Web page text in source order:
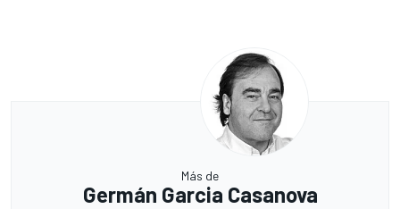
Más de
Germán Garcia Casanova